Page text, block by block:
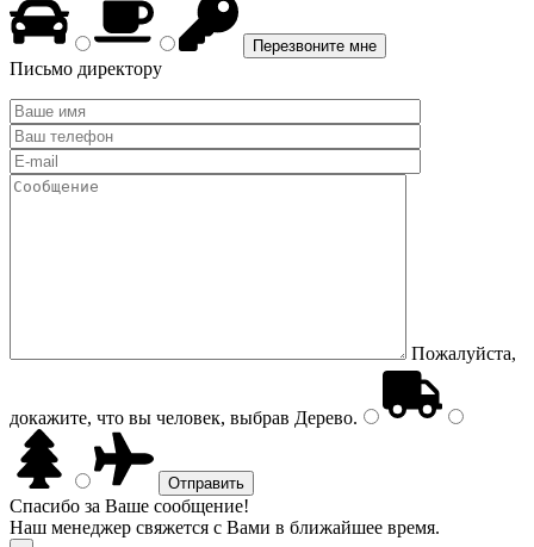
Письмо директору
Пожалуйста,
докажите, что вы человек, выбрав Дерево.
Спасибо за Ваше сообщение!
Наш менеджер свяжется с Вами в ближайшее время.